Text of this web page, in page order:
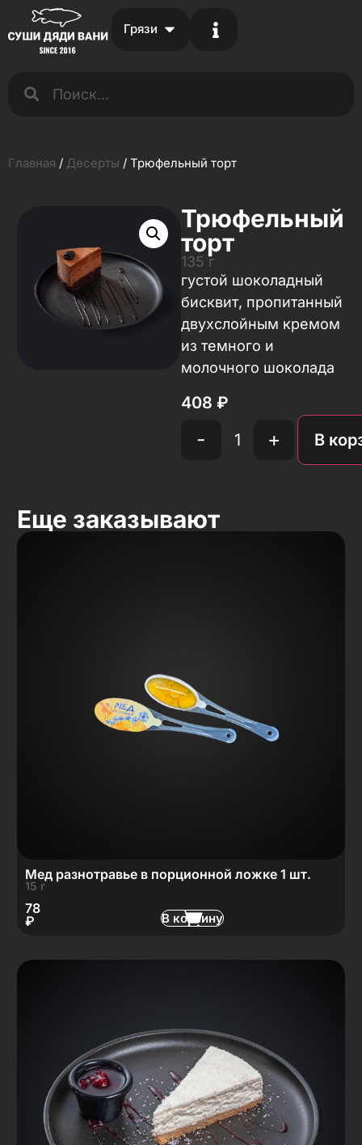
Грязи
Главная / Десерты / Трюфельный торт
Трюфельный
торт
135 г
густой шоколадный
бисквит, пропитанный
двухслойным кремом
из темного и
молочного шоколада
408 ₽
- + В
Еще заказывают
Мед разнотравье в порционной ложке 1 шт.
15 г
78
₽
В корзину